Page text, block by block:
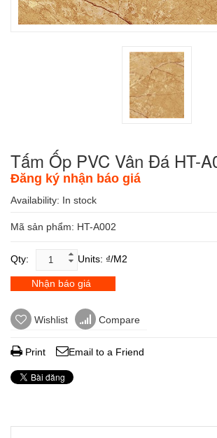
Tấm Ốp PVC Vân Đá HT-
Đăng ký nhận báo giá
Availability: In stock
Mã sản phẩm: HT-A002
Qty: Units: ₫/m2
Nhận báo giá
Wishlist Compare
Print Email to a Friend